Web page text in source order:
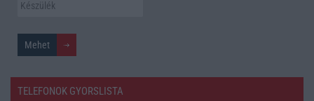
TELEFONOK GYORSLISTA